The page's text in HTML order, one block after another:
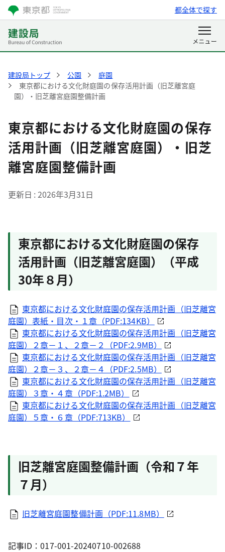
都全体で探す
建設局トップ 公園
庭園
東京都における文化財庭園の保存活用計画（旧芝離宮庭
園）・旧芝離宮庭園整備計画
東京都における文化財庭園の保存
活用計画（旧芝離宮庭園）・旧芝
離宮庭園整備計画
更新日 2026年3月31日
東京都における文化財庭園の保存
活用計画（旧芝離宮庭園）（平成
30年８月）
東京都における文化財庭園の保存活用計画（旧芝離宮
庭園）表紙・目次・１章（PDF:134KB）
東京都における文化財庭園の保存活用計画（旧芝離宮
庭園）２章－１、２章－２（PDF:2.9MB）
東京都における文化財庭園の保存活用計画（旧芝離宮
庭園）２章－３、２章－４（PDF:2.5MB）
東京都における文化財庭園の保存活用計画（旧芝離宮
庭園）３章・４章（PDF:1.2MB）
東京都における文化財庭園の保存活用計画（旧芝離宮
庭園）５章・６章（PDF:713KB）
旧芝離宮庭園整備計画（令和７年
７月）
旧芝離宮庭園整備計画（PDF:11.8MB）
記事ID：017-001-20240710-002688